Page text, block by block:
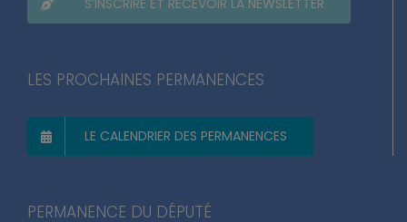
S’INSCRIRE ET RECEVOIR LA NEWSLETTER
LES PROCHAINES PERMANENCES
LE CALENDRIER DES PERMANENCES